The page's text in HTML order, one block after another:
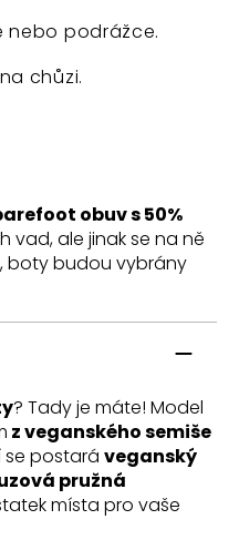
nebo podrážce.
chůzi.
obuv s 50%
vad, ale jinak se na ně
boty budou vybrány
? Tady je máte! Model
z veganského semiše
postará veganský
pružná
místa pro vaše